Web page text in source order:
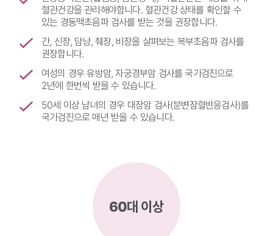
혈관건강을 관리해야합니다. 혈관건강 상태를 확인할 수
있는 경동맥초음파 검사를 받는 것을 권장합니다.
간, 신장, 담낭, 췌장, 비장을 살펴보는 복부초음파 검사를
권장합니다.
여성의 경우 유방암, 자궁경부암 검사를 국가검진으로
2년에 한번씩 받을 수 있습니다.
50세 이상 남녀의 경우 대장암 검사(분변잠혈반응검사)를
국가검진으로 매년 받을 수 있습니다.
60대 이상